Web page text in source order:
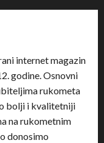
internet magazin
godine. Osnovni
rukometa
bolji i kvalitetniji
na rukometnim
donosimo